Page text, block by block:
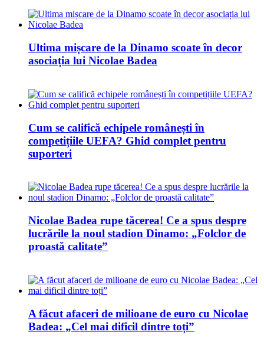
Ultima mișcare de la Dinamo scoate în decor
asociația lui Nicolae Badea
Cum se califică echipele românești în
competițiile UEFA? Ghid complet pentru
suporteri
Nicolae Badea rupe tăcerea! Ce a spus despre
lucrările la noul stadion Dinamo: „Folclor de
proastă calitate”
A făcut afaceri de milioane de euro cu Nicolae
Badea: „Cel mai dificil dintre toți”